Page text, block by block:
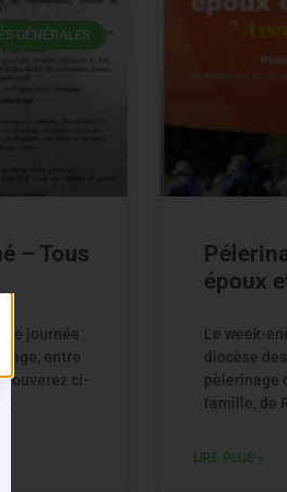
GÉNÉRALES
– Tous
journée
entre
trouverez ci-
époux
Le week-
diocèse
pèlerinage
famille, de
LIRE PLUS »